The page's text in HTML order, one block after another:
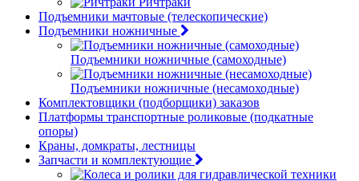
Подъемники мачтовые (телескопические)
Подъемники ножничные
Подъемники ножничные (самоходные)
Подъемники ножничные (несамоходные)
Комплектовщики (подборщики) заказов
Платформы транспортные роликовые (подкатные
опоры)
Краны, домкраты, лестницы
Запчасти и комплектующие